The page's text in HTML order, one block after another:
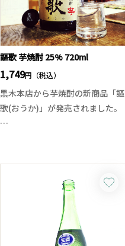
り酒と全く製造方法が違いますの
で、キリでの開栓は行わないでく
ださい。
謳歌 芋焼酎 25% 720ml
1,749円（税込）
黒木本店から芋焼酎の新商品「謳
歌(おうか)」が発売されました。
マアカネを使用しており、麹米に
は宮崎県産のヒノヒカリを黒麹で
仕込んでおります。以前に試験仕
込みをしていたタマアカネの改良
版を限定出荷の商品として定番化